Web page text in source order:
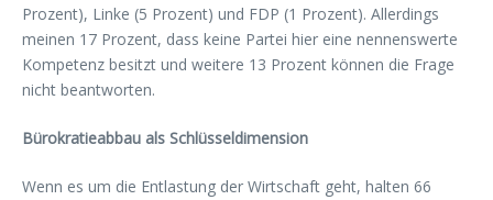
Prozent), Linke (5 Prozent) und FDP (1 Prozent). Allerdings
meinen 17 Prozent, dass keine Partei hier eine nennenswerte
Kompetenz besitzt und weitere 13 Prozent können die Frage
nicht beantworten.
Bürokratieabbau als Schlüsseldimension
Wenn es um die Entlastung der Wirtschaft geht, halten 66